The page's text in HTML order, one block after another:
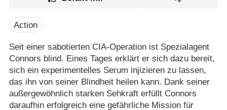
Action
Seit einer sabotierten CIA-Operation ist Spezialagent
Connors blind. Eines Tages erklärt er sich dazu bereit,
sich ein experimentelles Serum injizieren zu lassen,
das ihn von seiner Blindheit heilen kann. Dank seiner
außergewöhnlich starken Sehkraft erfüllt Connors
daraufhin erfolgreich eine gefährliche Mission für